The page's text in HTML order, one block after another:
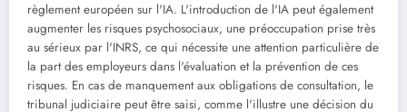
règlement européen sur l'IA. L'introduction de l'IA peut également
augmenter les risques psychosociaux, une préoccupation prise très
au sérieux par l'INRS, ce qui nécessite une attention particulière de
la part des employeurs dans l'évaluation et la prévention de ces
risques. En cas de manquement aux obligations de consultation, le
tribunal judiciaire peut être saisi, comme l'illustre une décision du